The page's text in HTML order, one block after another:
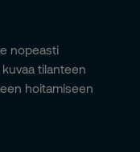
nopeasti
tilanteen
hoitamiseen